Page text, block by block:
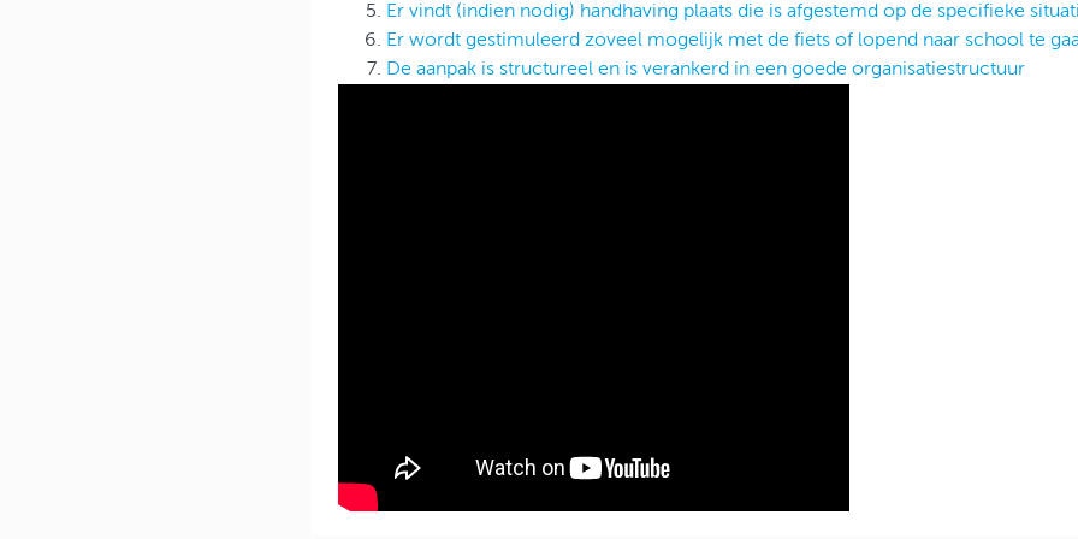
Er vindt (indien nodig) handhaving plaats die is afgestemd op de specifieke
Er wordt gestimuleerd zoveel mogelijk met de fiets of lopend naar school te
De aanpak is structureel en is verankerd in een goede organisatiestructuur